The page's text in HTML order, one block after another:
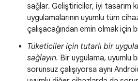
sağlar. Geliştiriciler, iyi tasarım
uygulamalarının uyumlu tüm
çalışacağından emin olmak için
Tüketiciler için tutarlı bir
sağlayın. Bir uygulama, uyumlu
sorunsuz çalışıyorsa aynı